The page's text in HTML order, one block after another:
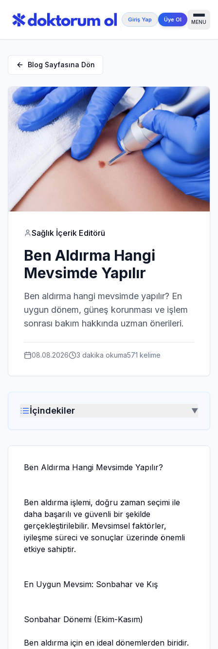
Giriş Yap Üye Ol MENU
Blog Sayfasına Dön
Sağlık İçerik Editörü
Ben Aldırma Hangi
Mevsimde Yapılır
Ben aldırma hangi mevsimde yapılır? En
uygun dönem, güneş korunması ve işlem
sonrası bakım hakkında uzman önerileri.
08.08.2026 3 dakika okuma571 kelime
İçindekiler ▼
Ben Aldırma Hangi Mevsimde Yapılır?
Ben aldırma işlemi, doğru zaman seçimi ile
daha başarılı ve güvenli bir şekilde
gerçekleştirilebilir. Mevsimsel faktörler,
iyileşme süreci ve sonuçlar üzerinde önemli
etkiye sahiptir.
En Uygun Mevsim: Sonbahar ve Kış
Sonbahar Dönemi (Ekim-Kasım)
Ben aldırma için en ideal dönemlerden biridir.